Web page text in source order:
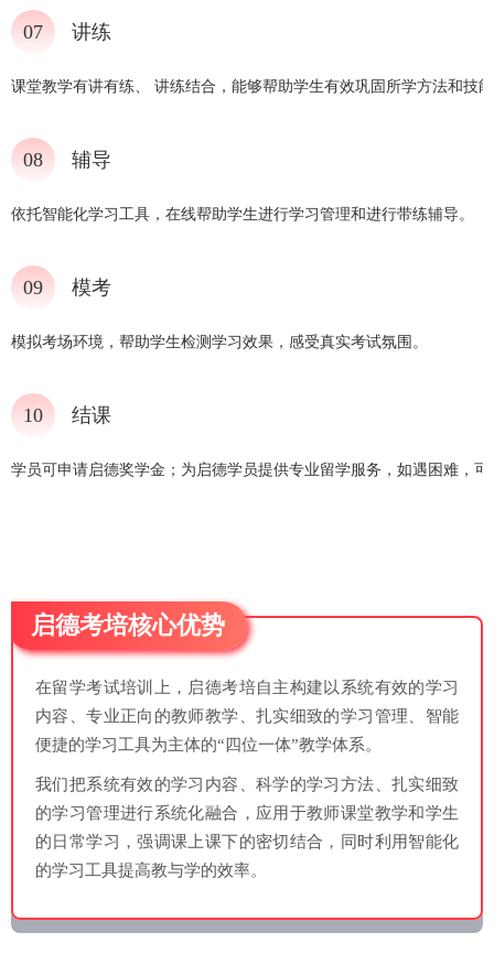
07 讲练
课堂教学有讲有练、 讲练结合，能够帮助学生有效巩固所学方法和技
08 辅导
依托智能化学习工具，在线帮助学生进行学习管理和进行带练辅导。
09 模考
模拟考场环境，帮助学生检测学习效果，感受真实考试氛围。
10 结课
学员可申请启德奖学金；为启德学员提供专业留学服务，如遇困难，
启德考培核心优势
在留学考试培训上，启德考培自主构建以系统有效的学习
内容、专业正向的教师教学、扎实细致的学习管理、智能
便捷的学习工具为主体的“四位一体”教学体系。
我们把系统有效的学习内容、科学的学习方法、扎实细致
的学习管理进行系统化融合，应用于教师课堂教学和学生
的日常学习，强调课上课下的密切结合，同时利用智能化
的学习工具提高教与学的效率。